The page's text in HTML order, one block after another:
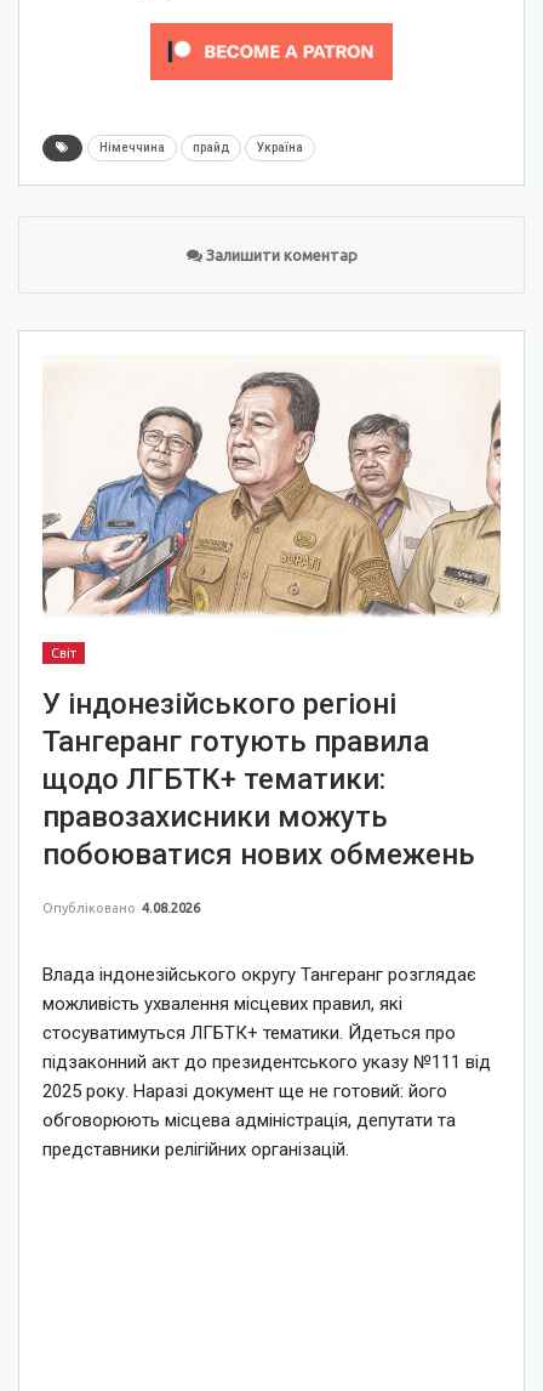
Німеччина прайд Україна
Залишити коментар
Світ
У індонезійського регіоні
Тангеранг готують правила
щодо ЛГБТК+ тематики:
правозахисники можуть
побоюватися нових обмежень
Опубліковано 4.08.2026
Влада індонезійського округу Тангеранг розглядає
можливість ухвалення місцевих правил, які
стосуватимуться ЛГБТК+ тематики. Йдеться про
підзаконний акт до президентського указу №111 від
2025 року. Наразі документ ще не готовий: його
обговорюють місцева адміністрація, депутати та
представники релігійних організацій.